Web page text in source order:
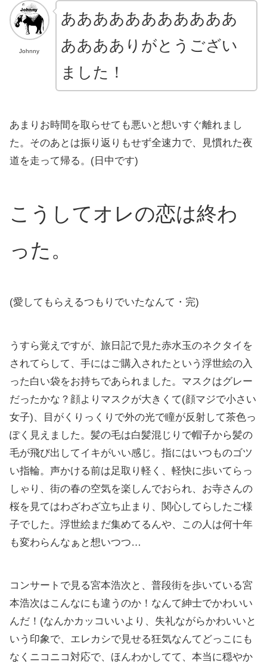
Johnny
あああああああああああ
あああありがとうござい
ました！
あまりお時間を取らせても悪いと想いすぐ離れまし
た。そのあとは振り返りもせず全速力で、見慣れた夜
道を走って帰る。(日中です)
こうしてオレの恋は終わ
った。
(愛してもらえるつもりでいたなんて・完)
うすら覚えですが、旅日記で見た赤水玉のネクタイを
されてらして、手にはご購入されたという浮世絵の入
った白い袋をお持ちであられました。マスクはグレー
だったかな？顔よりマスクが大きくて(顔マジで小さい
女子)、目がくりっくりで外の光で瞳が反射して茶色っ
ぽく見えました。髪の毛は白髪混じりで帽子から髪の
毛が飛び出してイキがいい感じ。指にはいつものゴツ
い指輪。声かける前は足取り軽く、軽快に歩いてらっ
しゃり、街の春の空気を楽しんでおられ、お寺さんの
桜を見てはわざわざ立ち止まり、関心してらしたご様
子でした。浮世絵まだ集めてるんや、この人は何十年
も変わらんなぁと想いつつ…
コンサートで見る宮本浩次と、普段街を歩いている宮
本浩次はこんなにも違うのか！なんて紳士でかわいい
んだ！(なんかカッコいいより、失礼ながらかわいいと
いう印象で、エレカシで見せる狂気なんてどっこにも
なくニコニコ対応で、ほんわかしてて、本当に穏やか